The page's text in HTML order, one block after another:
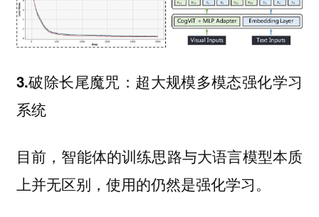
3.破除长尾魔咒：超大规模多模态强化学习
系统
目前，智能体的训练思路与大语言模型本质
上并无区别，使用的仍然是强化学习。